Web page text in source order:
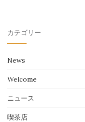
カテゴリー
News
Welcome
ニュース
喫茶店